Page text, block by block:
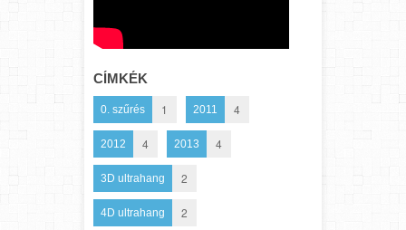
CÍMKÉK
0. szűrés 1 2011 4
2012 4 2013 4
3D ultrahang 2
4D ultrahang 2